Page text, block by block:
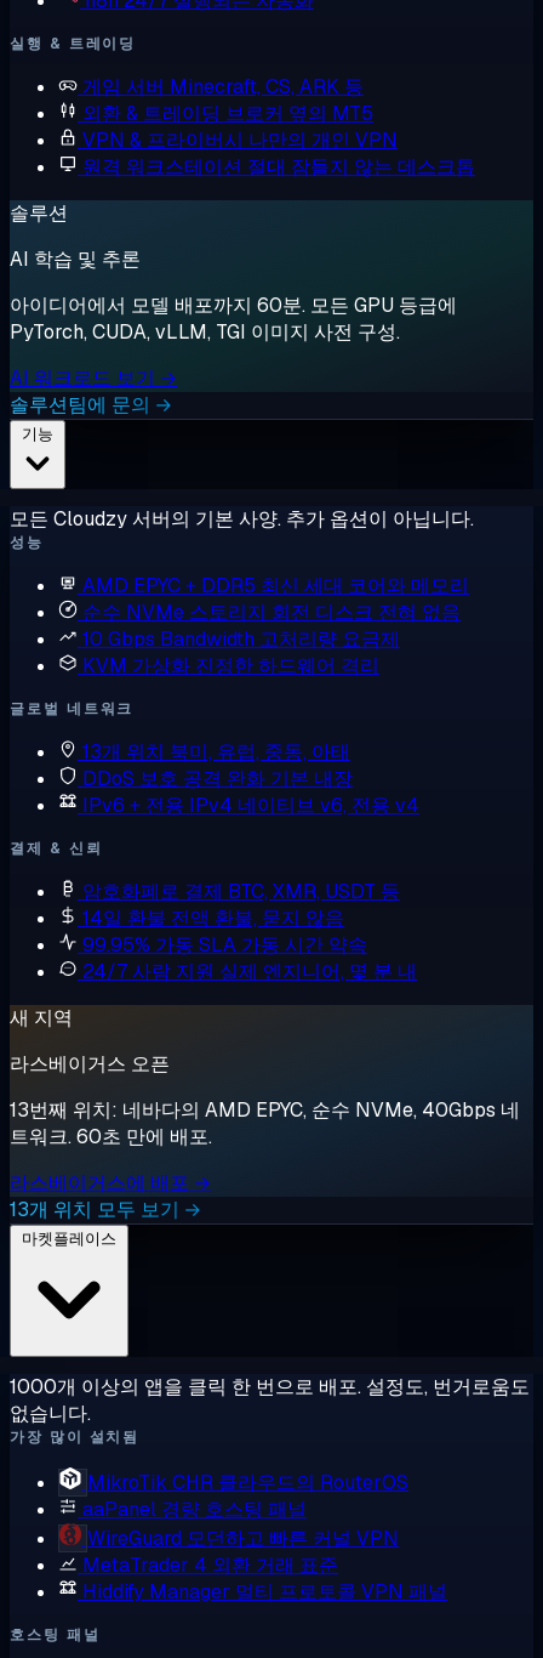
실행 & 트레이딩
게임 서버 Minecraft, CS, ARK 등
외환 & 트레이딩 브로커 옆의 MT5
VPN & 프라이버시 나만의 개인 VPN
원격 워크스테이션 절대 잠들지 않는 데스크톱
솔루션
AI 학습 및 추론
아이디어에서 모델 배포까지 60분. 모든 GPU 등급에
PyTorch, CUDA, vLLM, TGI 이미지 사전 구성.
AI 워크로드 보기 →
솔루션팀에 문의 →
모든 Cloudzy 서버의 기본 사양. 추가 옵션이 아닙니다.
성능
AMD EPYC + DDR5 최신 세대 코어와 메모리
순수 NVMe 스토리지 회전 디스크 전혀 없음
10 Gbps Bandwidth 고처리량 요금제
KVM 가상화 진정한 하드웨어 격리
글로벌 네트워크
13개 위치 북미, 유럽, 중동, 아태
DDoS 보호 공격 완화 기본 내장
IPv6 + 전용 IPv4 네이티브 v6, 전용 v4
결제 & 신뢰
암호화폐로 결제 BTC, XMR, USDT 등
14일 환불 전액 환불, 묻지 않음
99.95% 가동 SLA 가동 시간 약속
24/7 사람 지원 실제 엔지니어, 몇 분 내
새 지역
라스베이거스 오픈
13번째 위치: 네바다의 AMD EPYC, 순수 NVMe, 40Gbps 네
트워크. 60초 만에 배포.
라스베이거스에 배포 →
13개 위치 모두 보기 →
1000개 이상의 앱을 클릭 한 번으로 배포. 설정도, 번거로움도
없습니다.
가장 많이 설치됨
MikroTik CHR 클라우드의 RouterOS
aaPanel 경량 호스팅 패널
WireGuard 모던하고 빠른 커널 VPN
MetaTrader 4 외환 거래 표준
Hiddify Manager 멀티 프로토콜 VPN 패널
호스팅 패널